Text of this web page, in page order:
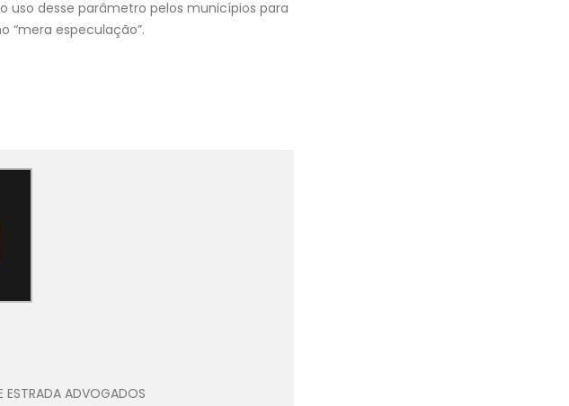
uso desse parâmetro pelos municípios para
“mera especulação”.
ADVOGADOS